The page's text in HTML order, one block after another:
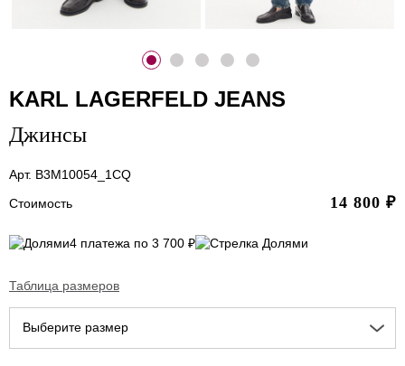
KARL LAGERFELD JEANS
Джинсы
Арт. B3M10054_1CQ
Стоимость
14 800 ₽
4 платежа по 3 700 ₽
Таблица размеров
Выберите размер